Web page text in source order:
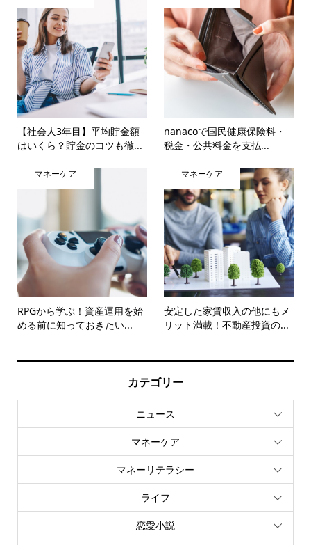
【社会人3年目】平均貯金額
はいくら？貯金のコツも徹...
nanacoで国民健康保険料・
税金・公共料金を支払...
マネーケア
RPGから学ぶ！資産運用を始
める前に知っておきたい...
マネーケア
安定した家賃収入の他にもメ
リット満載！不動産投資の...
カテゴリー
ニュース
マネーケア
マネーリテラシー
ライフ
恋愛小説